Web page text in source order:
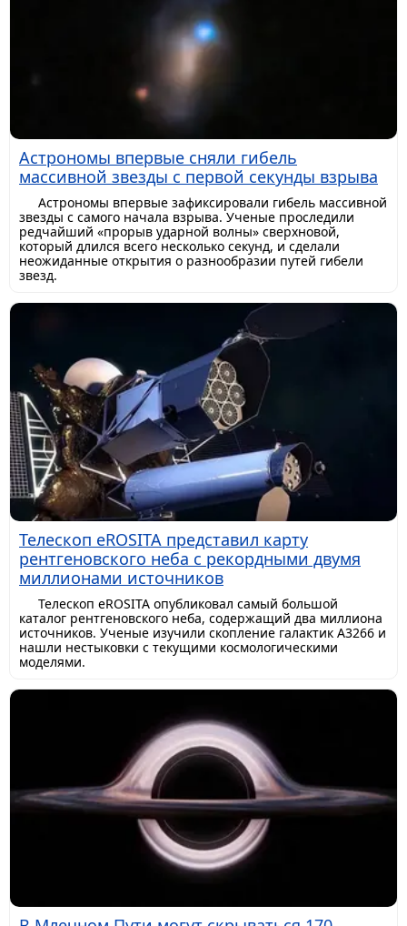
Астрономы впервые сняли гибель
массивной звезды с первой секунды взрыва
Астрономы впервые зафиксировали гибель массивной
звезды с самого начала взрыва. Ученые проследили
редчайший «прорыв ударной волны» сверхновой,
который длился всего несколько секунд, и сделали
неожиданные открытия о разнообразии путей гибели
звезд.
Телескоп eROSITA представил карту
рентгеновского неба с рекордными двумя
миллионами источников
Телескоп eROSITA опубликовал самый большой
каталог рентгеновского неба, содержащий два миллиона
источников. Ученые изучили скопление галактик A3266 и
нашли нестыковки с текущими космологическими
моделями.